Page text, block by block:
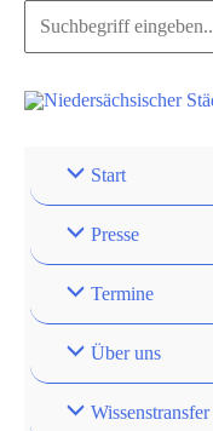
Inhalt
springen
Suchbegriff
eingeben...
Start
Presse
Termine
Über uns
Wissenstransfer